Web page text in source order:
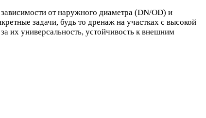
от наружного диаметра (DN/OD) и
задачи, будь то дренаж на участках с высокой
их универсальность, устойчивость к внешним